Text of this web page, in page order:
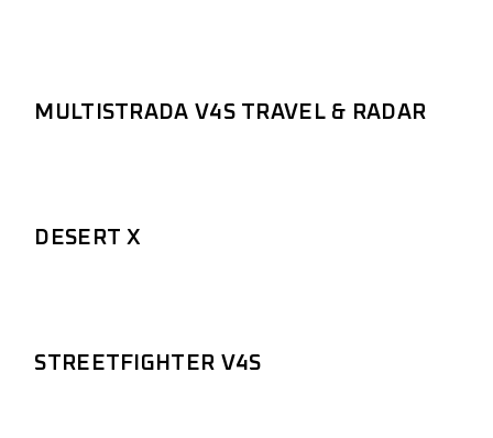
MULTISTRADA V4S TRAVEL & RADAR
DESERT X
STREETFIGHTER V4S